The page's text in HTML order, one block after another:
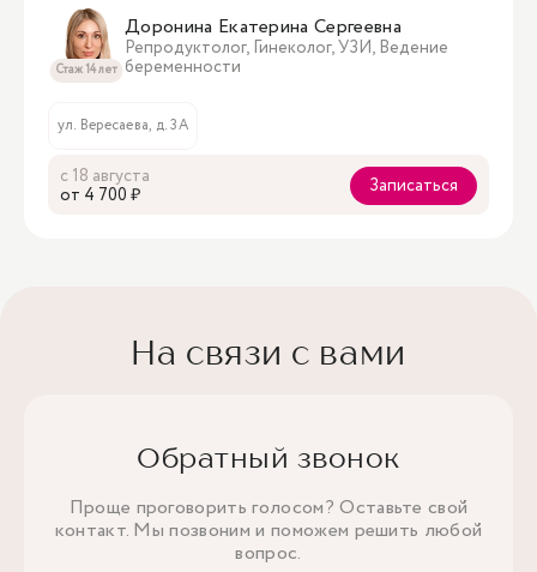
Стаж 14 лет
Доронина Екатерина Сергеевна
Репродуктолог, Гинеколог, УЗИ, Ведение
беременности
ул. Вересаева, д. 3А
с 18 августа
oт 4 700 ₽
Записаться
На связи с вами
Обратный звонок
Проще проговорить голосом? Оставьте свой
контакт. Мы позвоним и поможем решить любой
вопрос.